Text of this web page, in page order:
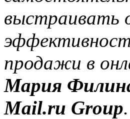
выстраивать
продажи в
Мария
Mail.ru Group.